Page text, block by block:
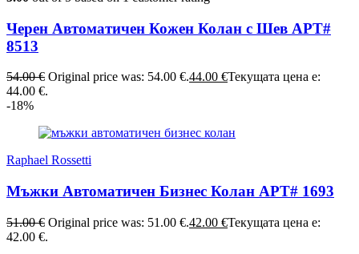
Черен Автоматичен Кожен Колан с Шев АРТ#
8513
54.00€ Original price was: 54.00 €.44.00 €Текущата цена е:
44.00 €.
-18%
Raphael Rossetti
Мъжки Автоматичен Бизнес Колан АРТ# 1693
51.00€ Original price was: 51.00 €.42.00 €Текущата цена е:
42.00 €.